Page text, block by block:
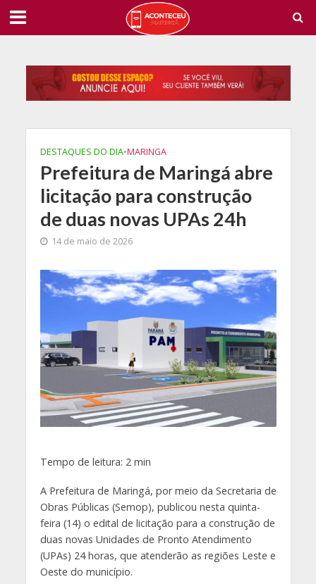
DESTAQUES DO DIA•MARINGA
Prefeitura de Maringá abre
licitação para construção
de duas novas UPAs 24h
14 de maio de 2026
Tempo de leitura: 2 min
A Prefeitura de Maringá, por meio da Secretaria de
Obras Públicas (Semop), publicou nesta quinta-
feira (14) o edital de licitação para a construção de
duas novas Unidades de Pronto Atendimento
(UPAs) 24 horas, que atenderão as regiões Leste e
Oeste do município.